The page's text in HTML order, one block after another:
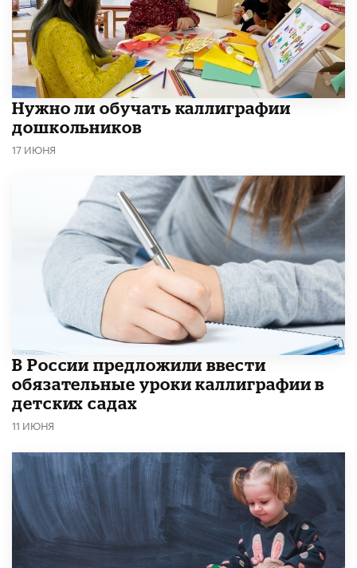
Нужно ли обучать каллиграфии
дошкольников
17 ИЮНЯ
В России предложили ввести
обязательные уроки каллиграфии в
детских садах
11 ИЮНЯ